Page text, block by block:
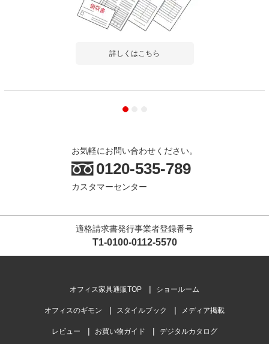
詳しくはこちら
お気軽にお問い合わせください。
0120-535-789
カスタマーセンター
適格請求書発行事業者登録番号
T1-0100-0112-5570
オフィス家具通販TOP ショールーム
オフィスのギモン スタイルブック メディア掲載
レビュー お買い物ガイド デジタルカタログ